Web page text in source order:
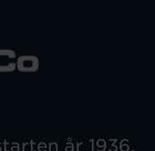
år 1936.